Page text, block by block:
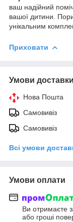
ваш надійний
вашої дитини.
унікальним
Приховати
Умови доставки
Нова Пошта
Самовивіз
Самовивіз
Всі умови
Умови оплати
Ви отримаєте
або гроші